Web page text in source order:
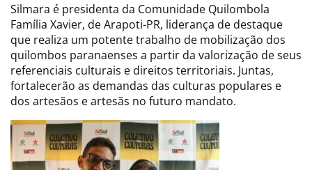
Silmara é presidenta da Comunidade Quilombola
Família Xavier, de Arapoti-PR, liderança de destaque
que realiza um potente trabalho de mobilização dos
quilombos paranaenses a partir da valorização de seus
referenciais culturais e direitos territoriais. Juntas,
fortalecerão as demandas das culturas populares e
dos artesãos e artesãs no futuro mandato.